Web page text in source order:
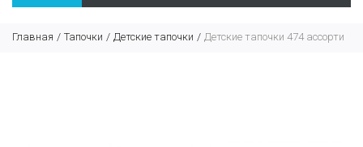
Главная Тапочки Детские тапочки Детские тапочки 474 ассорти